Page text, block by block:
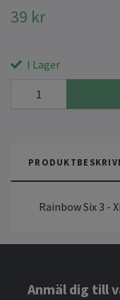
39 kr
I Lager
Rainbow Six 3 -
Anmäl dig till